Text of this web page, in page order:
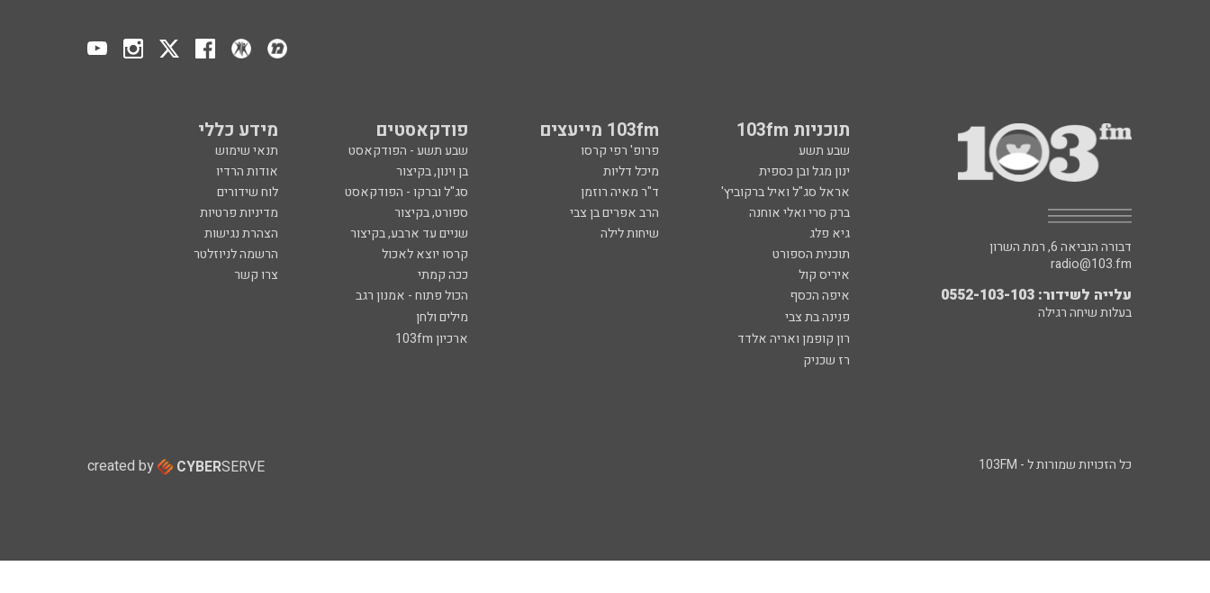
תוכניות 103fm 103fm מייעצים פודקאסטים מידע כללי
שבע תשע פרופ' רפי קרסו שבע תשע - הפודקאסט
תנאי שימוש
ינון מגל ובן כספית
מיכל דליות בן וינון, בקיצור
אודות הרדיו
אראל סג"ל ואיל ברקוביץ'
ד"ר מאיה רוזמן סג"ל וברקו - הפודקאסט
לוח שידורים
ברק סרי ואלי אוחנה
הרב אפרים בן צבי ספורט, בקיצור
מדיניות פרטיות
גיא פלג
שיחות לילה שניים עד ארבע, בקיצור
הצהרת נגישות
תוכנית הספורט
קרסו יוצא לאכול
הרשמה לניוזלטר
איריס קול
ככה קמתי
צרו קשר
איפה הכסף
הכול פתוח - אמנון רגב
פנינה בת צבי
מילים ולחן
רון קופמן ואריה אלדד
ארכיון 103fm
רז שכניק
דבורה הנביאה 6, רמת השרון
radio@103.fm
עלייה לשידור: 0552-103-103
בעלות שיחה רגילה
כל הזכויות שמורות ל - 103FM created by CYBERSERVE